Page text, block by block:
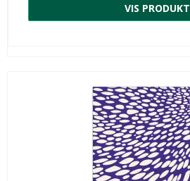
VIS PRODUKT